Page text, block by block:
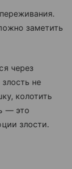
заметить
через
не
колотить
— это
злости.